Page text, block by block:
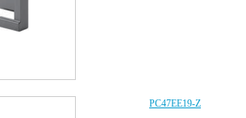
PC47EE19-Z